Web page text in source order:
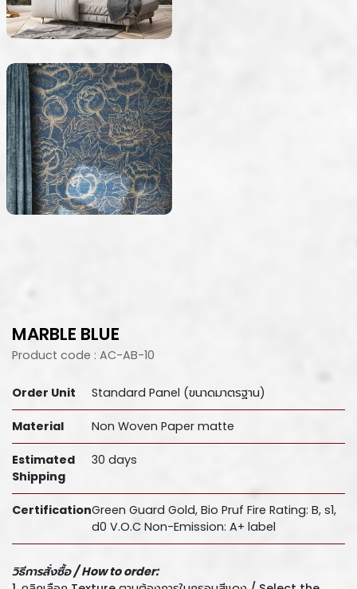
MARBLE BLUE
Product code : AC-AB-10
Order Unit Standard Panel (ขนาดมาตรฐาน)
Material Non Woven Paper matte
Estimated
Shipping
30 days
CertificationGreen Guard Gold, Bio Pruf Fire Rating: B, s1,
d0 V.O.C Non-Emission: A+ label
วิธีการสั่งซื้อ /How to order: